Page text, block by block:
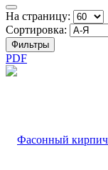
На страницу:
Сортировка:
Фильтры
PDF